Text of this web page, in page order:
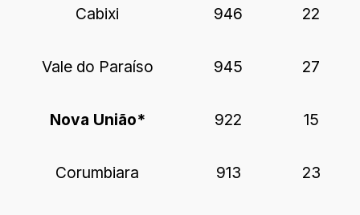
Cabixi 946 22
Vale do Paraíso 945 27
Nova União* 922 15
Corumbiara 913 23